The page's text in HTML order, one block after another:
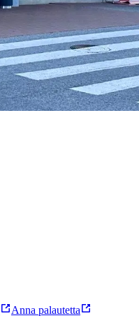
Anna palautetta